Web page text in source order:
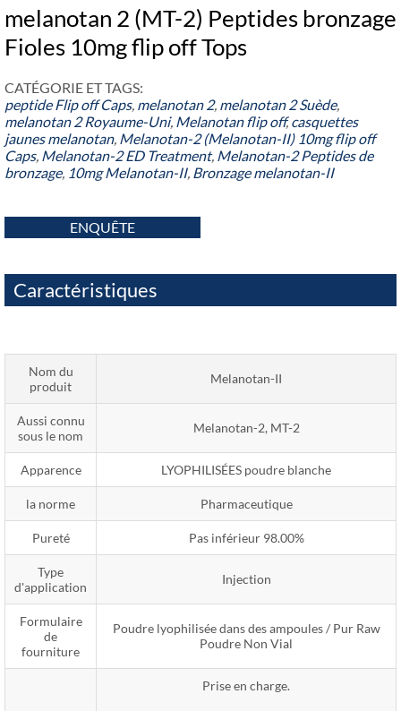
melanotan 2 (MT-2) Peptides bronzage
Fioles 10mg flip off Tops
CATÉGORIE ET ​​TAGS:
peptide Flip off Caps, melanotan 2, melanotan 2 Suède,
melanotan 2 Royaume-Uni, Melanotan flip off,casquettes
jaunes melanotan, Melanotan-2 (Melanotan-II) 10mg flip off
Caps, Melanotan-2 ED Treatment, Melanotan-2 Peptides de
bronzage, 10mg Melanotan-II, Bronzage melanotan-II
ENQUÊTE
Caractéristiques
Nom du
produit
Melanotan-II
Aussi connu
sous le nom
Melanotan-2, MT-2
Apparence LYOPHILISÉES poudre blanche
la norme Pharmaceutique
Pureté Pas inférieur 98.00%
Type
d'application
Injection
Formulaire
de
fourniture
Poudre lyophilisée dans des ampoules / Pur Raw
Poudre Non Vial
Prise en charge.